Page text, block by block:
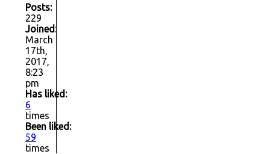
Posts:
229
Joined:
March
17th,
2017,
8:23
pm
Has liked:
6
times
Been liked:
59
times